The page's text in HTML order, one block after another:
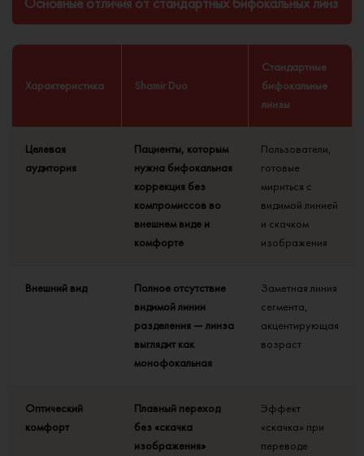
Характеристика Shamir Duo
Стандартные
бифокальные
линзы
Целевая
аудитория
Пациенты, которым
нужна бифокальная
коррекция без
компромиссов во
внешнем виде и
комфорте
Пользователи,
готовые
мириться с
видимой линией
и скачком
изображения
Внешний вид
Полное отсутствие
видимой линии
разделения — линза
выглядит как
монофокальная
Заметная линия
сегмента,
акцентирующая
возраст
Оптический
комфорт
Плавный переход
без «скачка
изображения»
Эффект
«скачка» при
переводе